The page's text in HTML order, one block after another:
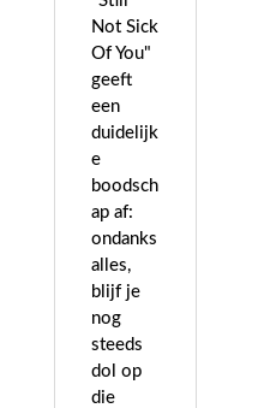
Not Sick
Of You"
geeft
een
duidelijk
e
boodsch
ap af:
ondanks
alles,
blijf je
nog
steeds
dol op
die